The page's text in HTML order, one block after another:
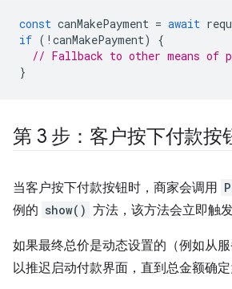
const canMakePayment = await
if ( ! canMakePayment)
{
// Fallback to other means of
}
第 3 步：客户按下付款按
当客户按下付款按钮时，商家会调用
例的 show() 方法，该方法会立即触
如果最终总价是动态设置的（例如从
以推迟启动付款界面，直到总金额确定